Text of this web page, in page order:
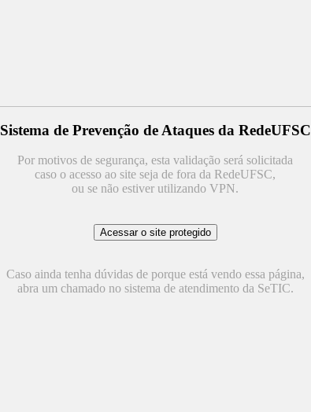
Sistema de Prevenção de Ataques da RedeUFSC
Por motivos de segurança, esta validação será solicitada
caso o acesso ao site seja de fora da RedeUFSC,
ou se não estiver utilizando VPN.
Caso ainda tenha dúvidas de porque está vendo essa página,
abra um chamado no sistema de atendimento da SeTIC.